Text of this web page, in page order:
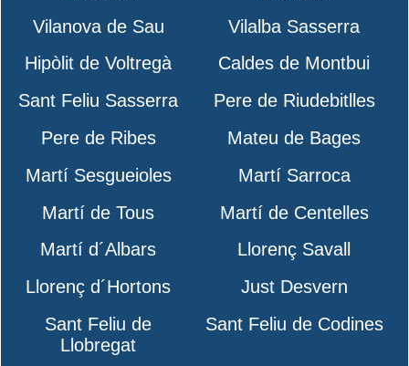
Vilanova de Sau
Vilalba Sasserra
Hipòlit de Voltregà
Caldes de Montbui
Sant Feliu Sasserra
Pere de Riudebitlles
Pere de Ribes
Mateu de Bages
Martí Sesgueioles
Martí Sarroca
Martí de Tous
Martí de Centelles
Martí d´Albars
Llorenç Savall
Llorenç d´Hortons
Just Desvern
Sant Feliu de
Llobregat
Sant Feliu de Codines